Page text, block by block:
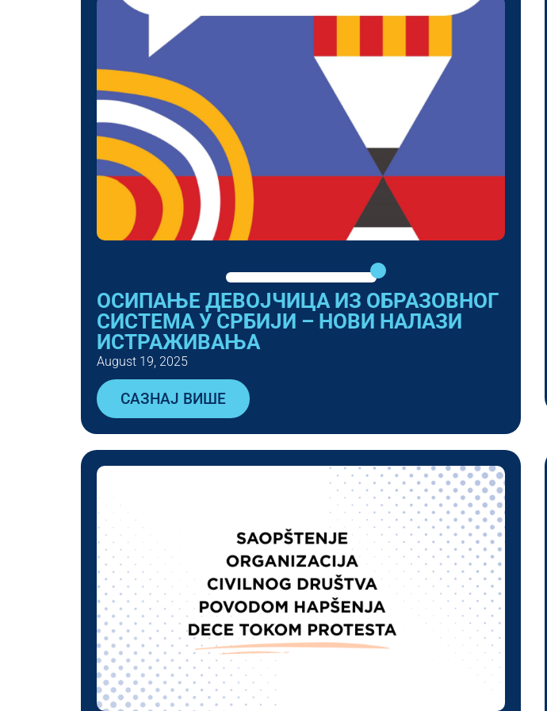
ОСИПАЊЕ ДЕВОЈЧИЦА ИЗ ОБРАЗОВНОГ
СИСТЕМА У СРБИЈИ – НОВИ НАЛАЗИ
ИСТРАЖИВАЊА
August 19, 2025
САЗНАЈ ВИШЕ